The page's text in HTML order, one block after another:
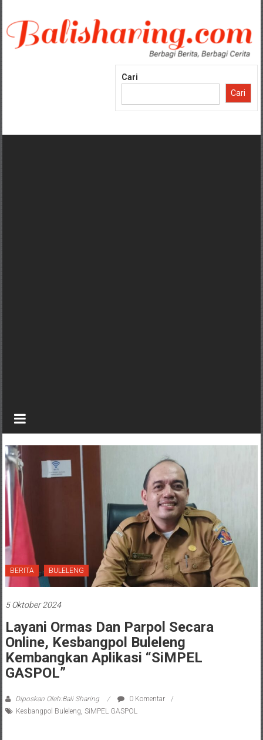
konten
Cari
Cari
BERITA BULELENG
5 Oktober 2024
Layani Ormas Dan Parpol Secara
Online, Kesbangpol Buleleng
Kembangkan Aplikasi “SiMPEL
GASPOL”
Diposkan Oleh:Bali Sharing
0 Komentar
Kesbangpol Buleleng SiMPEL GASPOL